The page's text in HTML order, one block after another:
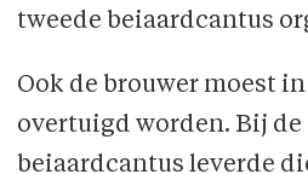
tweede beiaardcantus
Ook de brouwer moest
overtuigd worden. Bij de
beiaardcantus leverde